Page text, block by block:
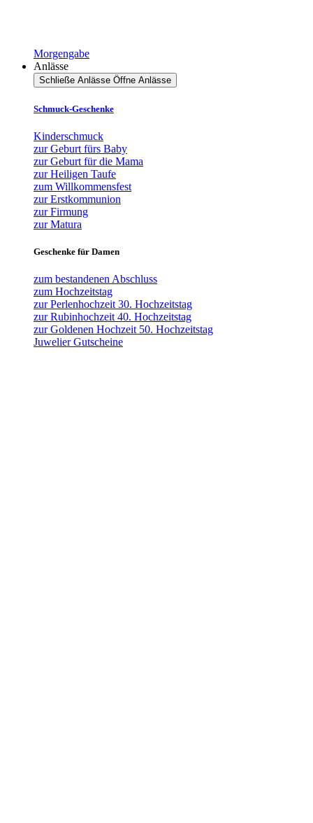
Morgengabe
Anlässe
Schließe Anlässe Öffne Anlässe
Schmuck-Geschenke
Kinderschmuck
zur Geburt fürs Baby
zur Geburt für die Mama
zur Heiligen Taufe
zum Willkommensfest
zur Erstkommunion
zur Firmung
zur Matura
Geschenke für Damen
zum bestandenen Abschluss
zum Hochzeitstag
zur Perlenhochzeit 30. Hochzeitstag
zur Rubinhochzeit 40. Hochzeitstag
zur Goldenen Hochzeit 50. Hochzeitstag
Juwelier Gutscheine